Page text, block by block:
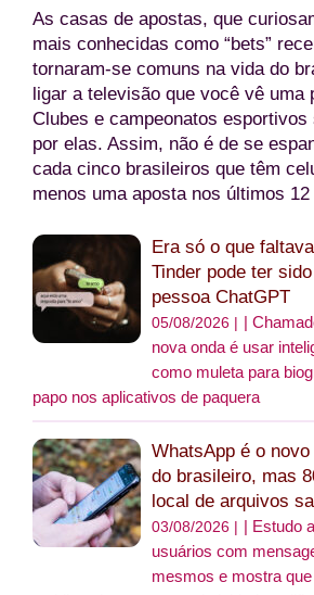
As casas de apostas, que
mais conhecidas como “bets”
tornaram-se comuns na vida do
ligar a televisão que você vê uma
Clubes e campeonatos esportivos
por elas. Assim, não é de se
cada cinco brasileiros que têm
menos uma aposta nos últimos
Era só o que
Tinder pode ter
pessoa ChatGPT
05/08/2026 |
nova onda é usar
como muleta para
papo nos aplicativos de paquera
WhatsApp é o
do brasileiro, mas
local de arquivos
03/08/2026 |
Estudo
usuários com
mesmos e mostra